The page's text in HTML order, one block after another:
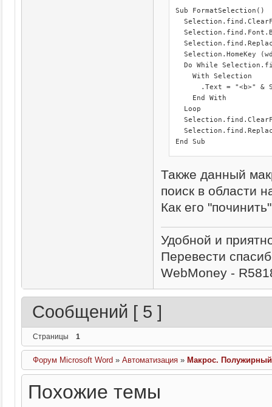
Sub FormatSelection()
Selection.HomeKey
Do While
    With Selection
.Text = "<b>" &
    End With
  Loop
End Sub
Также данный
поиск в области
Как его
Удобной и
Перевести
WebMoney -
Сообщений [ 5 ]
Страницы 1
Форум Microsoft Word »Автоматизация » Макрос. Полужирный
Похожие темы